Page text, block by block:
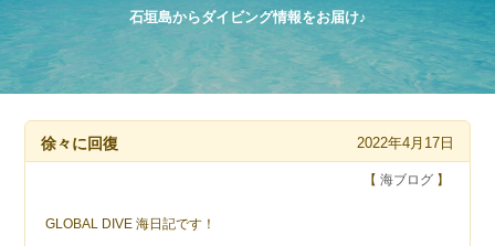
石垣島からダイビング情報をお届け♪
徐々に回復 2022年4月17日
【 海ブログ】
GLOBAL DIVE 海日記です！